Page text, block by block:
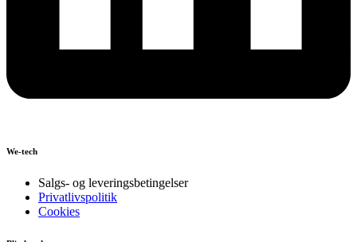
We-tech
Salgs- og leveringsbetingelser
Privatlivspolitik
Cookies